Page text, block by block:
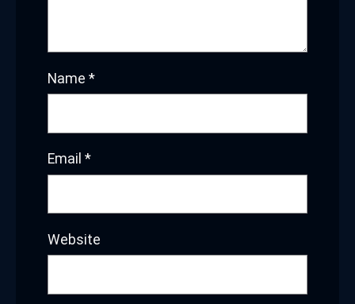
Name *
Email *
Website